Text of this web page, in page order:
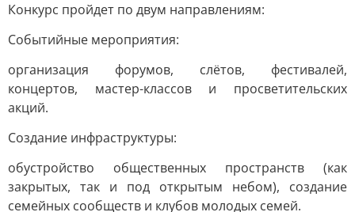
Конкурс пройдет по двум направлениям:
Событийные мероприятия:
организация форумов, слётов, фестивалей,
концертов, мастер-классов и просветительских
акций.
Создание инфраструктуры:
обустройство общественных пространств (как
закрытых, так и под открытым небом), создание
семейных сообществ и клубов молодых семей.